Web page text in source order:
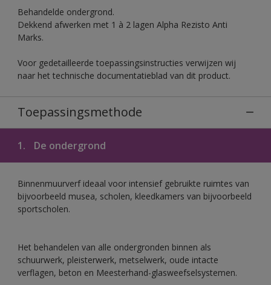
Behandelde ondergrond.
Dekkend afwerken met 1 à 2 lagen Alpha Rezisto Anti
Marks.
Voor gedetailleerde toepassingsinstructies verwijzen wij
naar het technische documentatieblad van dit product.
Toepassingsmethode
1. De ondergrond
Binnenmuurverf ideaal voor intensief gebruikte ruimtes van
bijvoorbeeld musea, scholen, kleedkamers van bijvoorbeeld
sportscholen.
Het behandelen van alle ondergronden binnen als
schuurwerk, pleisterwerk, metselwerk, oude intacte
verflagen, beton en Meesterhand-glasweefselsystemen.